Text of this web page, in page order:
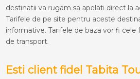
destinatii va rugam sa apelati direct la
Tarifele de pe site pentru aceste
informative. Tarifele de baza vor fi
de transport.
Esti client fidel Tabita